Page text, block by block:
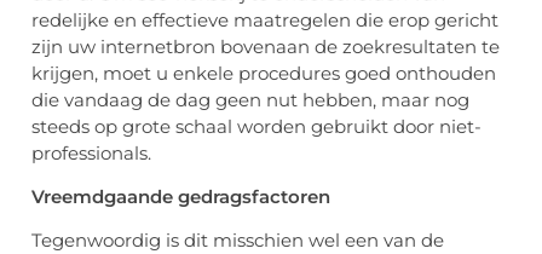
redelijke en effectieve maatregelen die erop gericht
zijn uw internetbron bovenaan de zoekresultaten te
krijgen, moet u enkele procedures goed onthouden
die vandaag de dag geen nut hebben, maar nog
steeds op grote schaal worden gebruikt door niet-
professionals.
Vreemdgaande gedragsfactoren
Tegenwoordig is dit misschien wel een van de